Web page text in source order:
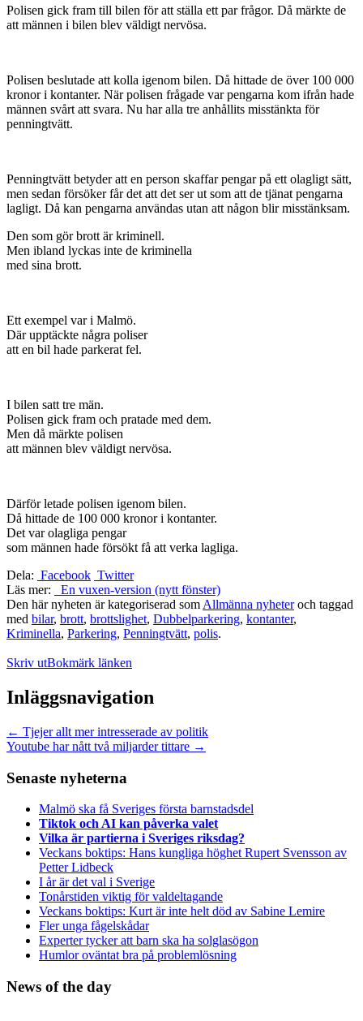
Polisen gick fram till bilen för att ställa ett par frågor. Då märkte de
att männen i bilen blev väldigt nervösa.
Polisen beslutade att kolla igenom bilen. Då hittade de över 100 000
kronor i kontanter. När polisen frågade var pengarna kom ifrån hade
männen svårt att svara. Nu har alla tre anhållits misstänkta för
penningtvätt.
Penningtvätt betyder att en person skaffar pengar på ett olagligt sätt,
men sedan försöker får det att det ser ut som att de tjänat pengarna
lagligt. Då kan pengarna användas utan att någon blir misstänksam.
Den som gör brott är kriminell.
Men ibland lyckas inte de kriminella
med sina brott.
Ett exempel var i Malmö.
Där upptäckte några poliser
att en bil hade parkerat fel.
I bilen satt tre män.
Polisen gick fram och pratade med dem.
Men då märkte polisen
att männen blev väldigt nervösa.
Därför letade polisen igenom bilen.
Då hittade de 100 000 kronor i kontanter.
Det var olagliga pengar
som männen hade försökt få att verka lagliga.
Dela: Facebook Twitter
Läs mer:
En vuxen-version (nytt fönster)
Den här nyheten är kategoriserad som Allmänna nyheteroch taggad
med bilar, brott, brottslighet, Dubbelparkering, kontanter,
Kriminella, Parkering, Penningtvätt, polis.
Skriv utBokmärk länken
Inläggsnavigation
← Tjejer allt mer intresserade av politik
Youtube har nått två miljarder tittare →
Senaste nyheterna
Malmö ska få Sveriges första barnstadsdel
Tiktok och AI kan påverka valet
Vilka är partierna i Sveriges riksdag?
Veckans boktips: Hans kungliga höghet Rupert Svensson av
Petter Lidbeck
I år är det val i Sverige
Tonårstiden viktig för valdeltagande
Veckans boktips: Kurt är inte helt död av Sabine Lemire
Fler unga fågelskådar
Experter tycker att barn ska ha solglasögon
Humlor oväntat bra på problemlösning
News of the day